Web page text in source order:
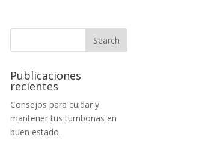
Publicaciones
recientes
Consejos para cuidar y
mantener tus tumbonas en
buen estado.